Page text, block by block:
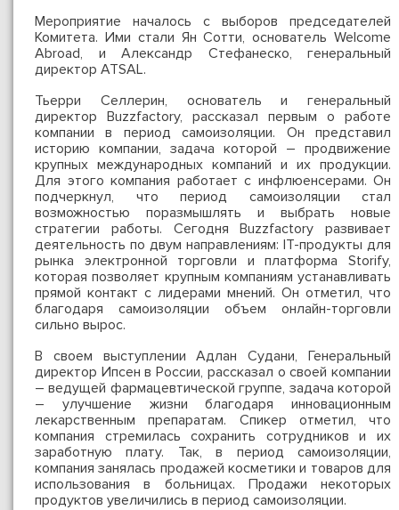
Мероприятие началось с выборов председателей
Комитета. Ими стали Ян Сотти, основатель Welcome
Abroad, и Александр Стефанеско, генеральный
директор ATSAL.
Тьерри Селлерин, основатель и генеральный
директор Buzzfactory, рассказал первым о работе
компании в период самоизоляции. Он представил
историю компании, задача которой – продвижение
крупных международных компаний и их продукции.
Для этого компания работает с инфлюенсерами. Он
подчеркнул, что период самоизоляции стал
возможностью поразмышлять и выбрать новые
стратегии работы. Сегодня Buzzfactory развивает
деятельность по двум направлениям: IT-продукты для
рынка электронной торговли и платформа Storify,
которая позволяет крупным компаниям устанавливать
прямой контакт с лидерами мнений. Он отметил, что
благодаря самоизоляции объем онлайн-торговли
сильно вырос.
В своем выступлении Адлан Судани, Генеральный
директор Ипсен в России, рассказал о своей компании
– ведущей фармацевтической группе, задача которой
– улучшение жизни благодаря инновационным
лекарственным препаратам. Спикер отметил, что
компания стремилась сохранить сотрудников и их
заработную плату. Так, в период самоизоляции,
компания занялась продажей косметики и товаров для
использования в больницах. Продажи некоторых
продуктов увеличились в период самоизоляции.